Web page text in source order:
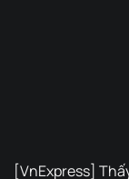
[VnExpress]